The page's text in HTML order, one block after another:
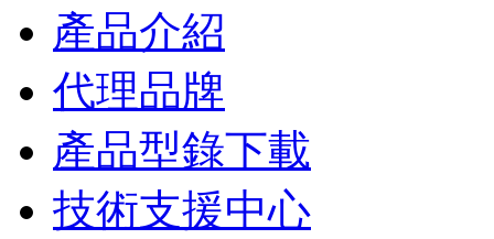
產品介紹
代理品牌
產品型錄下載
技術支援中心